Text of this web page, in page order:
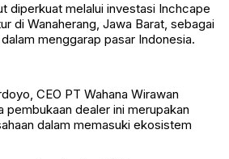
diperkuat melalui investasi Inchcape
di Wanaherang, Jawa Barat, sebagai
menggarap pasar Indonesia.
CEO PT Wahana Wirawan
pembukaan dealer ini merupakan
dalam memasuki ekosistem